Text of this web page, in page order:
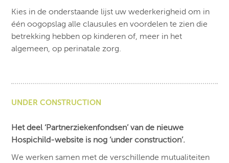
Kies in de onderstaande lijst uw wederkerigheid om in
één oogopslag alle clausules en voordelen te zien die
betrekking hebben op kinderen of, meer in het
algemeen, op perinatale zorg.
UNDER CONSTRUCTION
Het deel ‘Partnerziekenfondsen’ van de nieuwe
Hospichild-website is nog ‘under construction’.
We werken samen met de verschillende mutualiteiten